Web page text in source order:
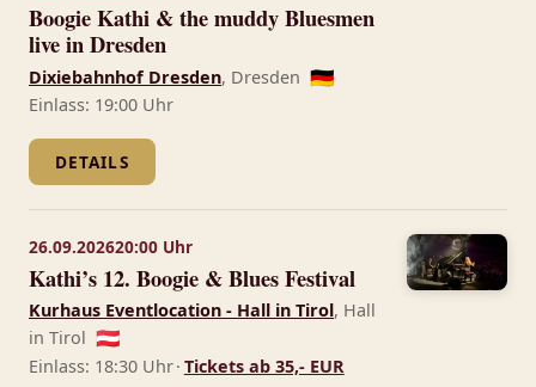
Boogie Kathi & the muddy Bluesmen
live in Dresden
Dixiebahnhof Dresden, Dresden 🇩🇪
Einlass: 19:00 Uhr
DETAILS
26.09.202620:00 Uhr
Kathi’s 12. Boogie & Blues Festival
Kurhaus Eventlocation - Hall in Tirol, Hall
in Tirol 🇦🇹
Einlass: 18:30 Uhr· Tickets ab 35,- EUR